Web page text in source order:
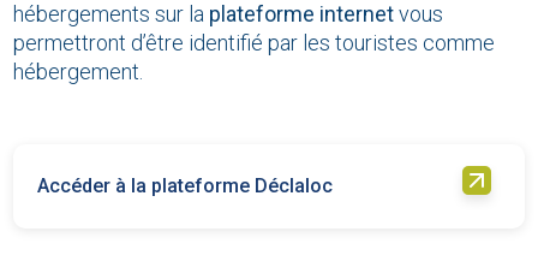
hébergements sur la plateforme internetvous
permettront d’être identifié par les touristes comme
hébergement.
Accéder à la plateforme Déclaloc